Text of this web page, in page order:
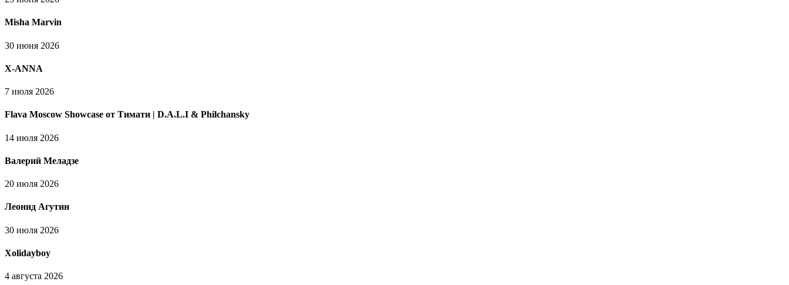
Misha Marvin
30 июня 2026
X-ANNA
7 июля 2026
Flava Moscow Showcase от Тимати | D.A.L.I & Philchansky
14 июля 2026
Валерий Меладзе
20 июля 2026
Леонид Агутин
30 июля 2026
Xolidayboy
4 августа 2026